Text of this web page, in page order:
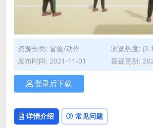
资源分类: 冒险/动作
浏览热度:
发布时间: 2021-11-01
最近更新:
登录后下载
详情介绍 常见问题